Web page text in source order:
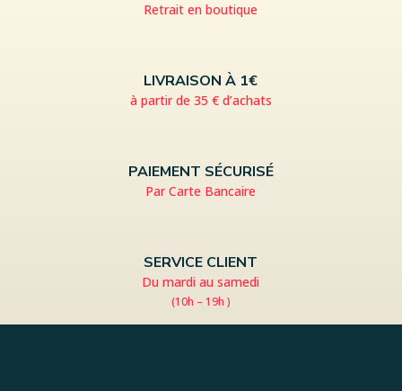
Retrait en boutique
LIVRAISON À 1€
à partir de 35 € d’achats
PAIEMENT SÉCURISÉ
Par Carte Bancaire
SERVICE CLIENT
Du mardi au samedi
(10h – 19h )